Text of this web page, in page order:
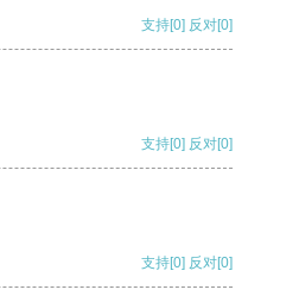
支持[0] 反对[0]
支持[0] 反对[0]
支持[0] 反对[0]